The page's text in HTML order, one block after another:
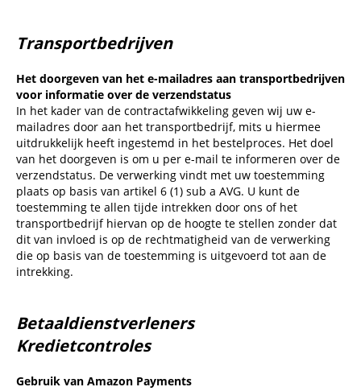
Transportbedrijven
Het doorgeven van het e-mailadres aan transportbedrijven
voor informatie over de verzendstatus
In het kader van de contractafwikkeling geven wij uw e-
mailadres door aan het transportbedrijf, mits u hiermee
uitdrukkelijk heeft ingestemd in het bestelproces. Het doel
van het doorgeven is om u per e-mail te informeren over de
verzendstatus. De verwerking vindt met uw toestemming
plaats op basis van artikel 6 (1) sub a AVG. U kunt de
toestemming te allen tijde intrekken door ons of het
transportbedrijf hiervan op de hoogte te stellen zonder dat
dit van invloed is op de rechtmatigheid van de verwerking
die op basis van de toestemming is uitgevoerd tot aan de
intrekking.
Betaaldienstverleners
Kredietcontroles
Gebruik van Amazon Payments